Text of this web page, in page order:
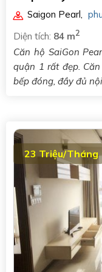
Saigon Pearl
Diện tích: 84 m2
Căn hộ SaiGon
quận 1 rất đẹp.
bếp đóng, đầy đủ
23 Triệu/Tháng